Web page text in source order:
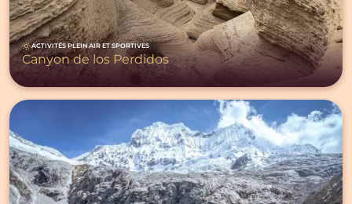
ACTIVITÉS PLEIN AIR ET SPORTIVES
Canyon de los Perdidos